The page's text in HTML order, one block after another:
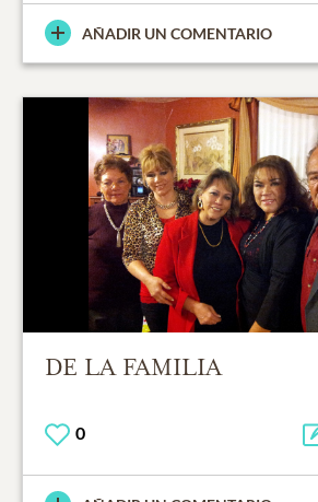
AÑADIR UN COMENTARIO
DE LA FAMILIA
0